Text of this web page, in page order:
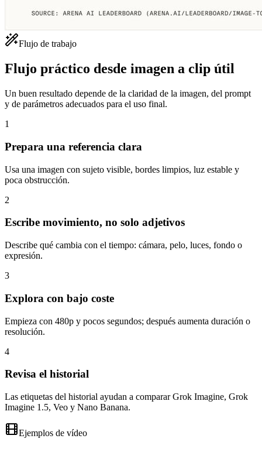
Flujo de trabajo
Flujo práctico desde imagen a clip útil
Un buen resultado depende de la claridad de la imagen, del prompt
y de parámetros adecuados para el uso final.
1
Prepara una referencia clara
Usa una imagen con sujeto visible, bordes limpios, luz estable y
poca obstrucción.
2
Escribe movimiento, no solo adjetivos
Describe qué cambia con el tiempo: cámara, pelo, luces, fondo o
expresión.
3
Explora con bajo coste
Empieza con 480p y pocos segundos; después aumenta duración o
resolución.
4
Revisa el historial
Las etiquetas del historial ayudan a comparar Grok Imagine, Grok
Imagine 1.5, Veo y Nano Banana.
Ejemplos de vídeo